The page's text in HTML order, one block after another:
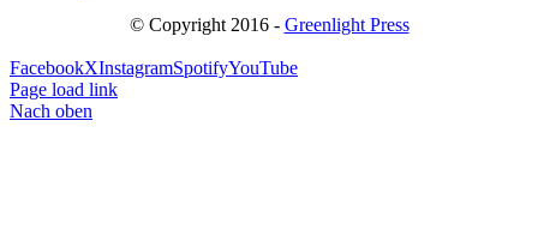
© Copyright 2016 - Greenlight Press
FacebookXInstagramSpotifyYouTube
Page load link
Nach oben